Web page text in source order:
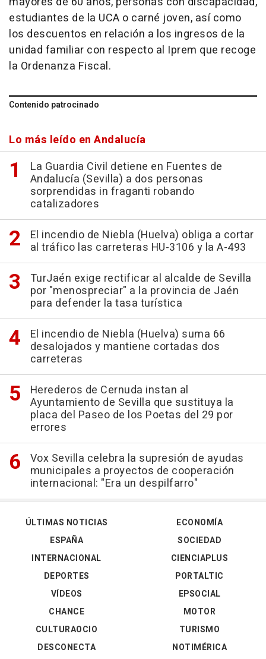
estudiantes de la UCA o carné joven, así como
los descuentos en relación a los ingresos de la
unidad familiar con respecto al Iprem que recoge
la Ordenanza Fiscal.
Contenido patrocinado
Lo más leído en Andalucía
La Guardia Civil detiene en Fuentes de
Andalucía (Sevilla) a dos personas
sorprendidas in fraganti robando
catalizadores
El incendio de Niebla (Huelva) obliga a cortar
al tráfico las carreteras HU-3106 y la A-493
TurJaén exige rectificar al alcalde de Sevilla
por "menospreciar" a la provincia de Jaén
para defender la tasa turística
El incendio de Niebla (Huelva) suma 66
desalojados y mantiene cortadas dos
carreteras
Herederos de Cernuda instan al
Ayuntamiento de Sevilla que sustituya la
placa del Paseo de los Poetas del 29 por
errores
Vox Sevilla celebra la supresión de ayudas
municipales a proyectos de cooperación
internacional: "Era un despilfarro"
ÚLTIMAS NOTICIAS
ESPAÑA
INTERNACIONAL
DEPORTES
VÍDEOS
ECONOMÍA
SOCIEDAD
CIENCIAPLUS
PORTALTIC
EPSOCIAL
CHANCE
CULTURAOCIO
DESCONECTA
MOTOR
TURISMO
NOTIMÉRICA